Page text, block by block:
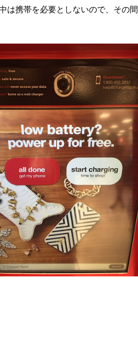
は携帯を必要としないので、その間